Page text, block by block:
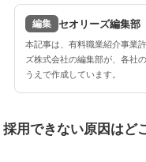
編集 セオリーズ編集部
本記事は、有料職業紹介事業
ズ株式会社の編集部が、各社
うえで作成しています。
採用できない原因はど